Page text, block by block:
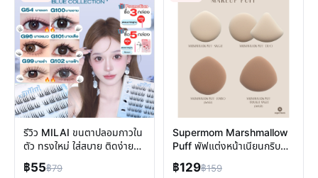
รีวิว MILAI ขนตาปลอมกาวใน
ตัว ทรงใหม่ ใส่สบาย ติดง่าย
ถอดไม่ดึง
฿55฿79
Supermom Marshmallow
Puff พัฟแต่งหน้าเนียนกริบ
นุ่มฟู ลงรองพื้นสวย
฿129฿159